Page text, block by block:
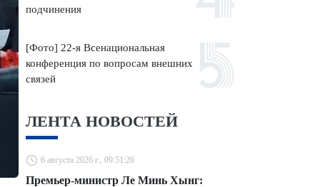
подчинения
[Фото] 22-я Всенациональная
конференция по вопросам внешних
связей
ЛЕНТА НОВОСТЕЙ
6 августа 2026 г., 09:51:26
Премьер-министр Ле Минь Хынг: